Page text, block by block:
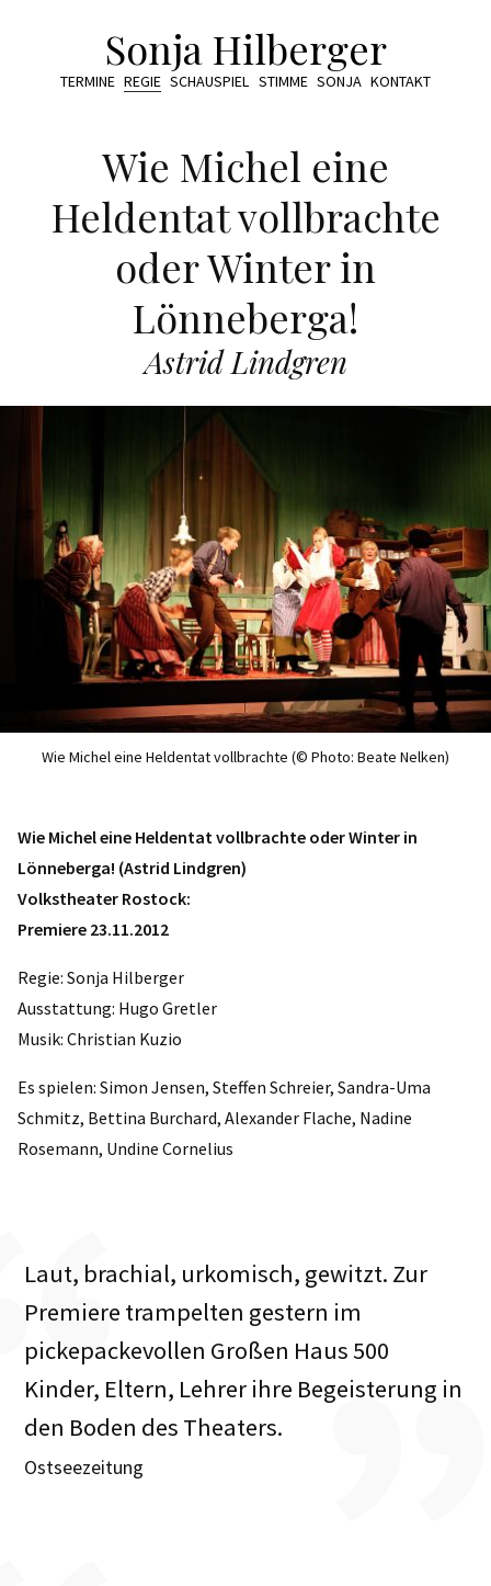
Sonja Hilberger
TERMINE REGIE SCHAUSPIEL STIMME SONJA KONTAKT
Wie Michel eine
Heldentat vollbrachte
oder Winter in
Lönneberga!
Astrid Lindgren
Wie Michel eine Heldentat vollbrachte (© Photo: Beate Nelken)
Wie Michel eine Heldentat vollbrachte oder Winter in
Lönneberga! (Astrid Lindgren)
Volkstheater Rostock:
Premiere 23.11.2012
Regie: Sonja Hilberger
Ausstattung: Hugo Gretler
Musik: Christian Kuzio
Es spielen: Simon Jensen, Steffen Schreier, Sandra-Uma
Schmitz, Bettina Burchard, Alexander Flache, Nadine
Rosemann, Undine Cornelius
Laut, brachial, urkomisch, gewitzt. Zur
Premiere trampelten gestern im
pickepackevollen Großen Haus 500
Kinder, Eltern, Lehrer ihre Begeisterung in
den Boden des Theaters.
Ostseezeitung